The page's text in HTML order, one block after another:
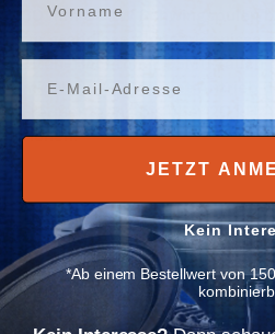
30 mm CCAW Schwingspulen
für grandiose Klangerlebnisse
Titan-Hochtöner CSM1T (auch
mit Neodym-Magnet Antrieb
Höhen.
Technische Daten
60 Watt/RMS, 120 Watt/Max.
Impedanz 4 Ohm
JETZT
Kein
*Ab einem Bestellwert von